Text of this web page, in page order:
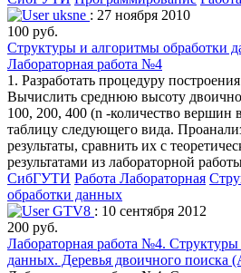
uksne : 27 ноября 2010
100 руб.
Структуры и алгоритмы обработки
Лабораторная работа №4
1. Разработать процедуру
Вычислить среднюю высоту
100, 200, 400 (n -количество вершин
таблицу следующего вида.
результаты, сравнить их с
результатами из лабораторной
СибГУТИ Работа Лабораторная
обработки данных
GTV8 : 10 сентября 2012
200 руб.
Лабораторная работа №4.
данных. Деревья двоичного поиска